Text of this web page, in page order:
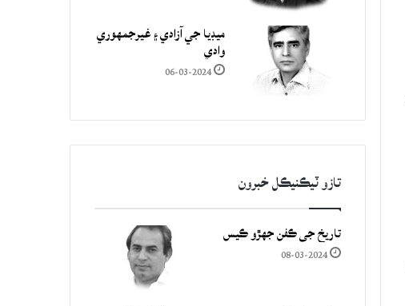
ميڊيا جي آزادي ۽ غيرجمھوري
وادي
06-03-2024
تازو ٽيڪنيڪل خبرون
تاريخ جي ڪفن جھڙو ڪيس
08-03-2024